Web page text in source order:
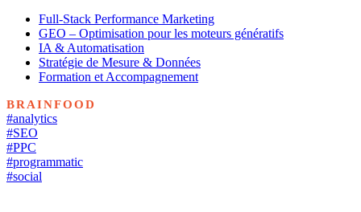
Full-Stack Performance Marketing
GEO – Optimisation pour les moteurs génératifs
IA & Automatisation
Stratégie de Mesure & Données
Formation et Accompagnement
BRAINFOOD
#analytics
#SEO
#PPC
#programmatic
#social